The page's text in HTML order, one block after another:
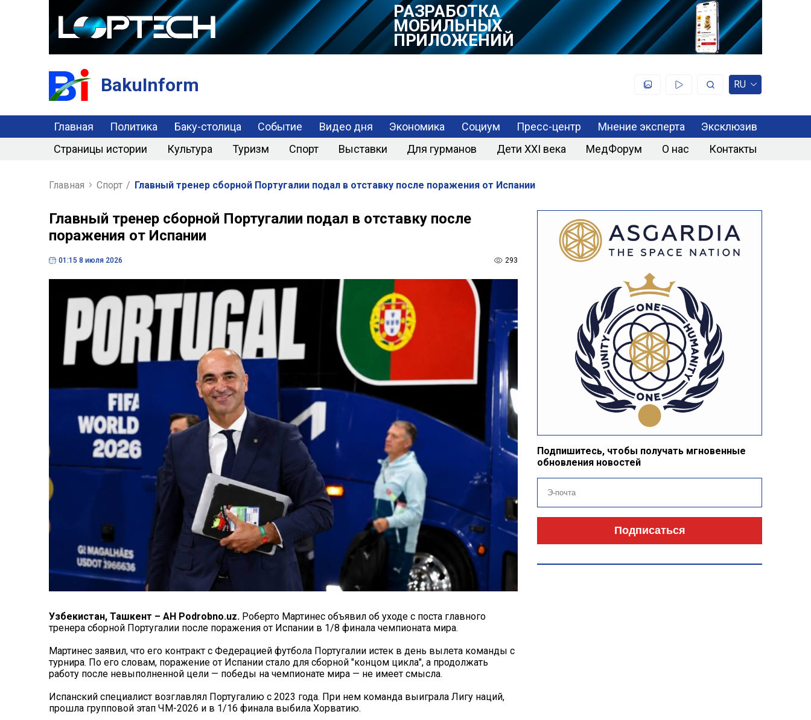
РАЗРАБОТКА
МОБИЛЬНЫХ
ПРИЛОЖЕНИЙ
BakuInform RU
Главная Политика Баку-столица Событие Видео дня Экономика Социум Пресс-центр Мнение эксперта
Эксклюзив
Страницы истории
Культура Туризм Спорт Выставки Для гурманов Дети XXI века МедФорум О нас Контакты
Главная Спорт / Главный тренер сборной Португалии подал в отставку после поражения от Испании
Главный тренер сборной Португалии подал в отставку после
поражения от Испании
01:15 8 июля 2026 293
Узбекистан, Ташкент – АН Podrobno.uz. Роберто Мартинес объявил об уходе с поста главного
тренера сборной Португалии после поражения от Испании в 1/8 финала чемпионата мира.
Мартинес заявил, что его контракт с Федерацией футбола Португалии истек в день вылета команды с
турнира. По его словам, поражение от Испании стало для сборной "концом цикла", а продолжать
работу после невыполненной цели — победы на чемпионате мира — не имеет смысла.
Испанский специалист возглавлял Португалию с 2023 года. При нем команда выиграла Лигу наций,
прошла групповой этап ЧМ-2026 и в 1/16 финала выбила Хорватию.
Подпишитесь, чтобы получать мгновенные
обновления новостей
Подписаться